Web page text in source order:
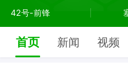
42号-前锋
首页 新闻 视频